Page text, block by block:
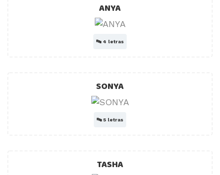
ANYA
🔤 4 letras
SONYA
🔤5 letras
TASHA